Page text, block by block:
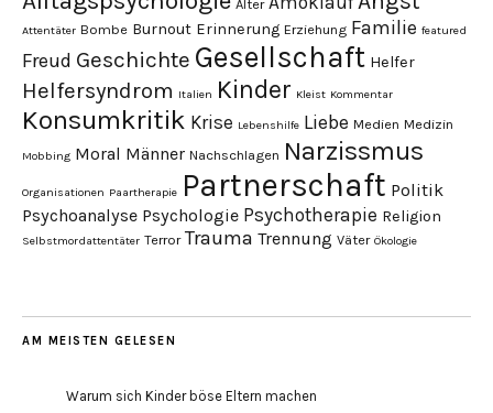
Alter
Attentäter Bombe Burnout Erinnerung Erziehung Familie featured
Freud Geschichte Gesellschaft Helfer
Helfersyndrom Italien Kinder Kleist Kommentar
Konsumkritik Krise Lebenshilfe Liebe Medien Medizin
Mobbing Moral Männer Nachschlagen Narzissmus
Organisationen Paartherapie Partnerschaft Politik
Psychoanalyse Psychologie Psychotherapie Religion
Selbstmordattentäter Terror Trauma Trennung Väter Ökologie
AM MEISTEN GELESEN
Warum sich Kinder böse Eltern machen